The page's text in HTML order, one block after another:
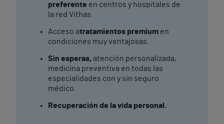
preferente en centros y hospitales de
la red Vithas.
Acceso atratamientos premium en
condiciones muy ventajosas.
Sin esperas, atención personalizada,
medicina preventiva en todas las
especialidades con y sin seguro
médico.
Recuperación de la vida personal.